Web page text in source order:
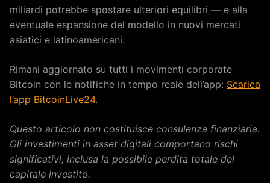
miliardi potrebbe spostare ulteriori equilibri — e alla
eventuale espansione del modello in nuovi mercati
asiatici e latinoamericani.
Rimani aggiornato su tutti i movimenti corporate
Bitcoin con le notifiche in tempo reale dell’app: Scarica
l’app BitcoinLive24.
Questo articolo non costituisce consulenza finanziaria.
Gli investimenti in asset digitali comportano rischi
significativi, inclusa la possibile perdita totale del
capitale investito.